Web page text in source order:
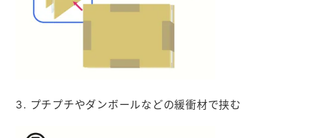
3. プチプチやダンボールなどの緩衝材で挟む